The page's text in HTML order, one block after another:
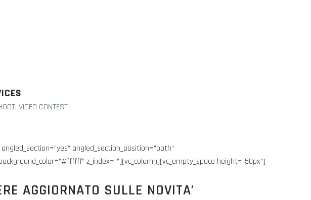
VIDEO CONTEST
angled_section_position=”both”
z_index=””][vc_column][vc_empty_space height=”50px”]
AGGIORNATO SULLE NOVITA’